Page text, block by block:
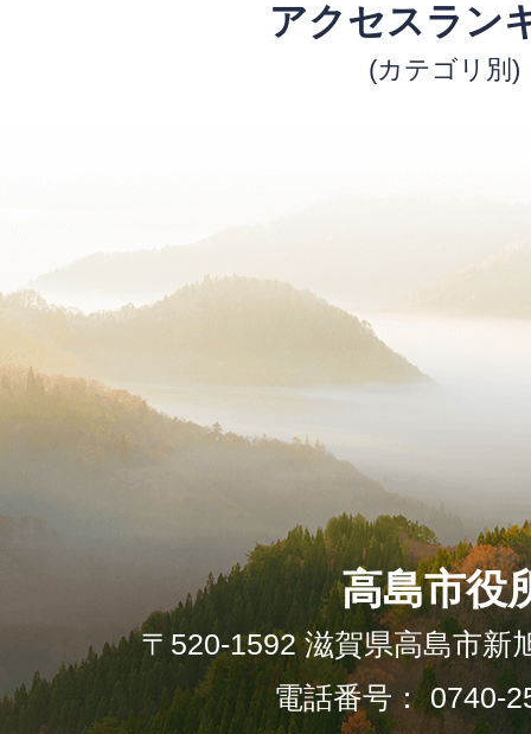
アクセスラン
(カテゴリ別)
高島市役
〒520-1592 滋賀県高島市新
電話番号： 0740-